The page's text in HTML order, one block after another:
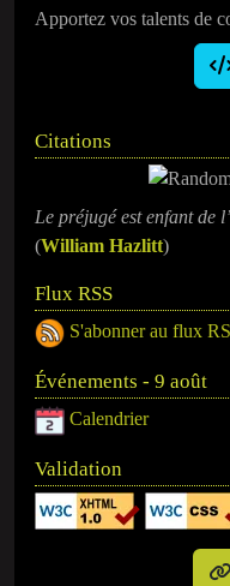
Apportez vos talents de
Citations
Le préjugé est enfant de
(William Hazlitt)
Flux RSS
S'abonner au flux
Événements - 9 août
Calendrier
Validation